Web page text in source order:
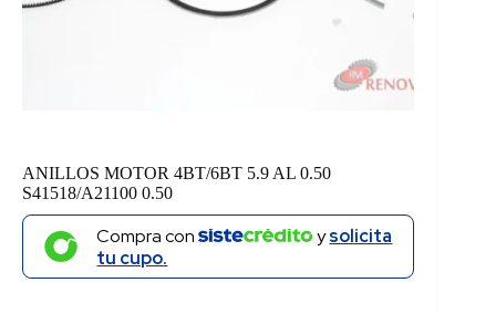
ANILLOS MOTOR 4BT/6BT 5.9 AL 0.50
S41518/A21100 0.50
Compra con ysolicita
tu cupo.